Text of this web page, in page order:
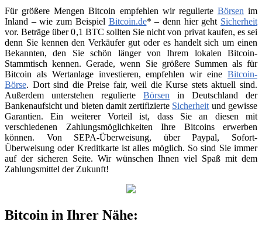
Für größere Mengen Bitcoin empfehlen wir regulierte Börsen im
Inland – wie zum Beispiel Bitcoin.de* – denn hier geht Sicherheit
vor. Beträge über 0,1 BTC sollten Sie nicht von privat kaufen, es sei
denn Sie kennen den Verkäufer gut oder es handelt sich um einen
Bekannten, den Sie schön länger von Ihrem lokalen Bitcoin-
Stammtisch kennen. Gerade, wenn Sie größere Summen als für
Bitcoin als Wertanlage investieren, empfehlen wir eine Bitcoin-
Börse. Dort sind die Preise fair, weil die Kurse stets aktuell sind.
Außerdem unterstehen regulierte Börsen in Deutschland der
Bankenaufsicht und bieten damit zertifizierte Sicherheit und gewisse
Garantien. Ein weiterer Vorteil ist, dass Sie an diesen mit
verschiedenen Zahlungsmöglichkeiten Ihre Bitcoins erwerben
können. Von SEPA-Überweisung, über Paypal, Sofort-
Überweisung oder Kreditkarte ist alles möglich. So sind Sie immer
auf der sicheren Seite. Wir wünschen Ihnen viel Spaß mit dem
Zahlungsmittel der Zukunft!
Bitcoin in Ihrer Nähe: